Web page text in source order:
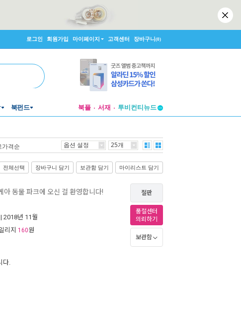
로그인 회원가입 마이페이지 고객센터 장바구니(0)
북펀드 북플 서재
투비컨티뉴드
가격순 옵션 설정 25개
전체선택 장바구니 담기 보관함 담기 마이리스트 담기
아 동물 파크에 오신 걸 환영합니다!
| 2018년 11월
리지 160원
다.
절판
품절센터
의뢰하기
보관함